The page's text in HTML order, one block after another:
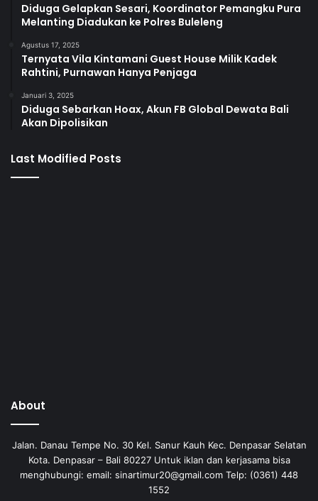
Diduga Gelapkan Sesari, Koordinator Pemangku Pura
Melanting Diadukan ke Polres Buleleng
Agustus 17, 2025
Ternyata Vila Kintamani Guest House Milik Kadek
Rahtini, Purnawan Hanya Penjaga
Januari 3, 2025
Diduga Sebarkan Hoax, Akun FB Global Dewata Bali
Akan Dipolisikan
Last Modified Posts
About
Jalan. Danau Tempe No. 30 Kel. Sanur Kauh Kec. Denpasar Selatan
Kota. Denpasar – Bali 80227 Untuk iklan dan kerjasama bisa
menghubungi: email: sinartimur20@gmail.com Telp: (0361) 448
1552